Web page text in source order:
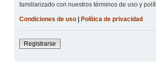
familiarizado con nuestros términos de uso y
Condiciones de uso| Política de privacidad
Registrarse